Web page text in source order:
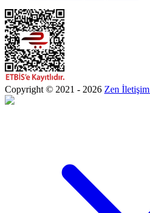
Copyright © 2021 - 2026 Zen İletişim